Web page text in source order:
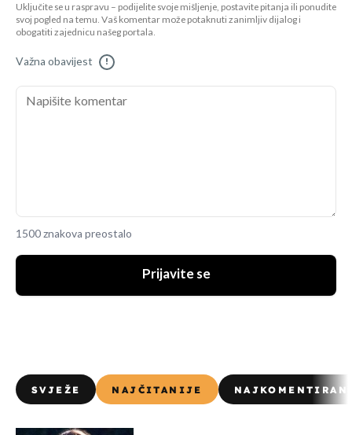
Uključite se u raspravu – podijelite svoje mišljenje, postavite pitanja ili ponudite
svoj pogled na temu. Vaš komentar može potaknuti zanimljiv dijalog i
obogatiti zajednicu našeg portala.
Važna obavijest !
1500 znakova preostalo
Prijavite se
SVJEŽE NAJČITANIJE